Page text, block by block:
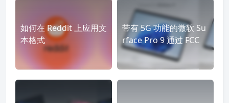
如何在 Reddit 上应用文
本格式
带有 5G 功能的微软 Su
rface Pro 9 通过 FCC